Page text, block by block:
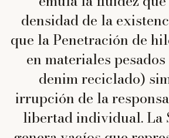
densidad de la
que la Penetración de
en materiales
denim reciclado)
irrupción de la
libertad individual. La